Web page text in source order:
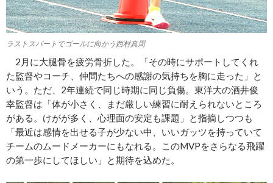
ラストスパートでゴールに向かう西村真周
2月に大腿骨を疲労骨折した。「その時にサポートしてくれ
た監督やコーチ、仲間たちへの感謝の気持ちを胸に走った」と
いう。ただ、2年連続で同じ時期に同じ負傷。東洋大の酒井俊
幸監督は「体が小さく、まだ厳しい練習に耐えられないところ
がある。けがが多く、心理面の安定も課題」と指摘しつつも
「最近は感情を出せる子が少ない中、いいガッツを持っていて
チームのムードメーカーにもなれる。このMVPをさらなる飛躍
の第一歩にしてほしい」と期待を込めた。